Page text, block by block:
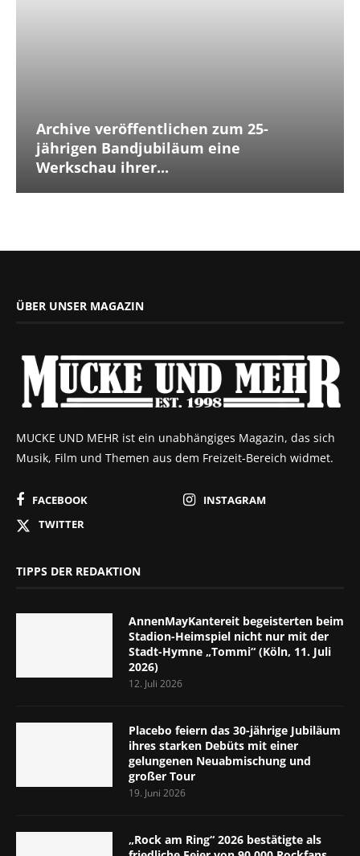
Archive veröffentlichen zum 25-
jährigen Bandjubiläum eine
Werkschau ihrer...
ÜBER UNSER MAGAZIN
MUCKE UND MEHR ist ein unabhängiges Magazin, das sich
Musik, Film und Themen aus dem Freizeit-Bereich widmet.
FACEBOOK
INSTAGRAM
TWITTER
TIPPS DER REDAKTION
AnnenMayKantereit begeisterten beim
Stadion-Heimspiel nicht nur mit der
Stadt-Hymne „Tommi“ (Köln, 11. Juli
2026)
12. Juli 2026
Placebo feiern das 30-jährige Jubiläum
ihres starken Debüts mit einer
gelungenen Neuabmischung und
großer Tour
19. Juni 2026
„Rock am Ring“ 2026 bestätigte als